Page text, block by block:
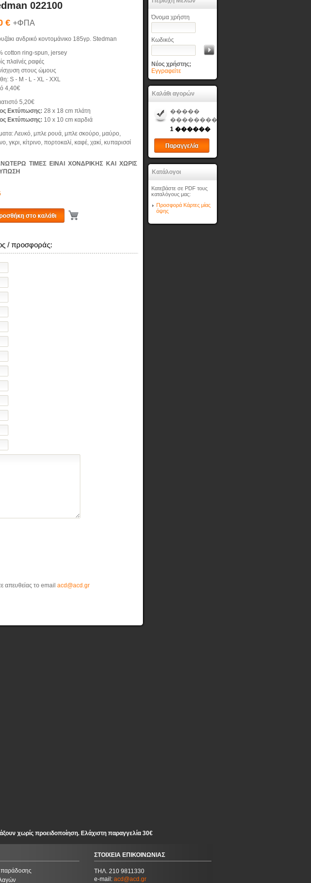
022100
€ +ΦΠΑ
ανδρικό κοντομάνικο 185γρ. Stedman
cotton ring-spun, jersey
πλαϊνές ραφές
στους ώμους
S - M - L - XL - XXL
4,40€
5,20€
Εκτύπωσης: 28 x 18 cm πλάτη
Εκτύπωσης: 10 x 10 cm καρδιά
Λευκό, μπλε ρουά, μπλε σκούρο, μαύρο,
γκρι, κίτρινο, πορτοκαλί, καφέ, χακί, κυπαρισσί
ΤΙΜΕΣ ΕΙΝΑΙ ΧΟΝΔΡΙΚΗΣ ΚΑΙ ΧΩΡΙΣ
/ προσφοράς:
απευθείας το email acd@acd.gr
Όνομα χρήστη
Κωδικός
Νέος χρήστης;
Εγγραφείτε
Καλάθι αγορών
�����
��������
1 ������
Κατάλογοι
Κατεβάστε σε PDF τους
καταλόγους μας:
Προσφορά Κάρτες μίας
όψης
χωρίς προειδοποίηση. Ελάχιστη παραγγελία 30€
παράδοσης
ΣΤΟΙΧΕΙΑ ΕΠΙΚΟΙΝΩΝΙΑΣ
ΤΗΛ. 210 9811330
e-mail: acd@acd.gr